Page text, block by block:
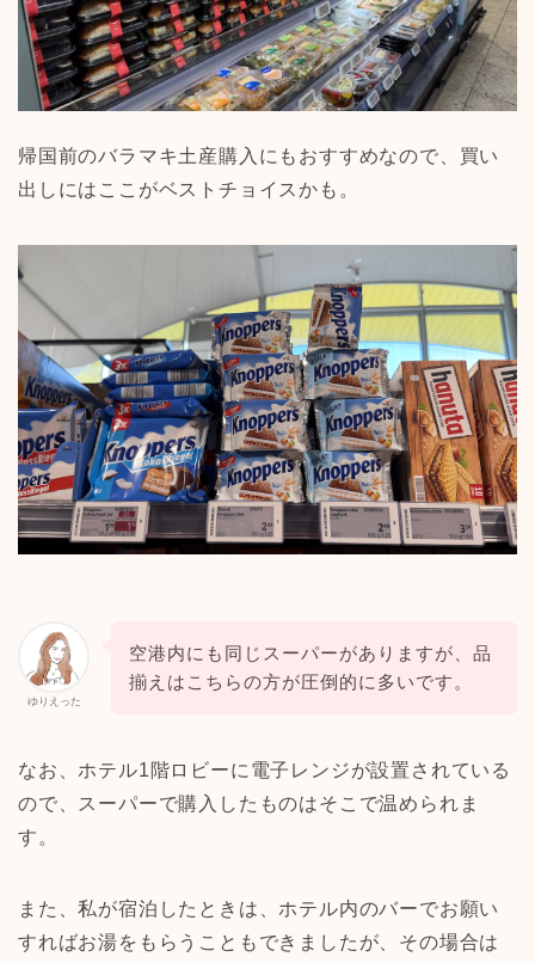
帰国前のバラマキ土産購入にもおすすめなので、買い
出しにはここがベストチョイスかも。
ゆりえった
空港内にも同じスーパーがありますが、品
揃えはこちらの方が圧倒的に多いです。
なお、ホテル1階ロビーに電子レンジが設置されている
ので、スーパーで購入したものはそこで温められま
す。
また、私が宿泊したときは、ホテル内のバーでお願い
すればお湯をもらうこともできましたが、その場合は